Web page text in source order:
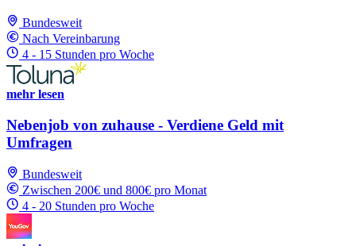
Bundesweit
Nach Vereinbarung
4 - 15 Stunden pro Woche
mehr lesen
Nebenjob von zuhause - Verdiene Geld mit
Umfragen
Bundesweit
Zwischen 200€ und 800€ pro Monat
4 - 20 Stunden pro Woche